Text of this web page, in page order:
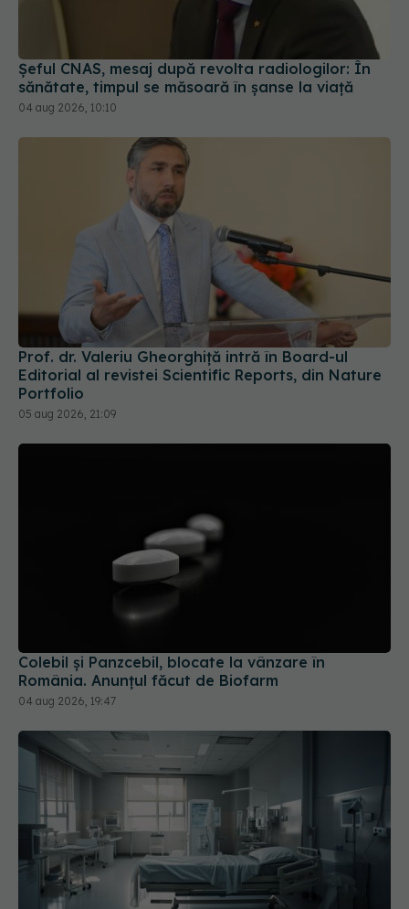
Șeful CNAS, mesaj după revolta radiologilor: În
sănătate, timpul se măsoară în șanse la viață
04 aug 2026, 10:10
Prof. dr. Valeriu Gheorghiță intră în Board-ul
Editorial al revistei Scientific Reports, din Nature
Portfolio
05 aug 2026, 21:09
Colebil și Panzcebil, blocate la vânzare în
04 aug 2026, 19:47
Cseke Attila, anunț de ultimă oră despre spitalele